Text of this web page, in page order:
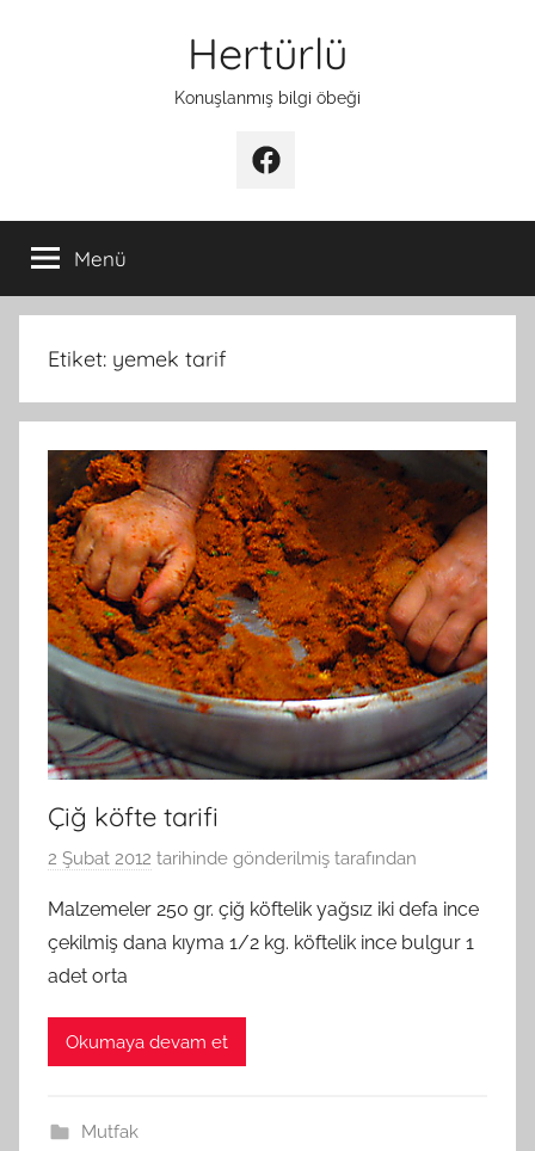
Hertürlü
Konuşlanmış bilgi öbeği
Facebook
Menü
Etiket: yemek tarif
Çiğ köfte tarifi
2 Şubat 2012 tarihinde gönderilmiş tarafından
Malzemeler 250 gr. çiğ köftelik yağsız iki defa ince
çekilmiş dana kıyma 1/2 kg. köftelik ince bulgur 1
adet orta
Okumaya devam et
Mutfak